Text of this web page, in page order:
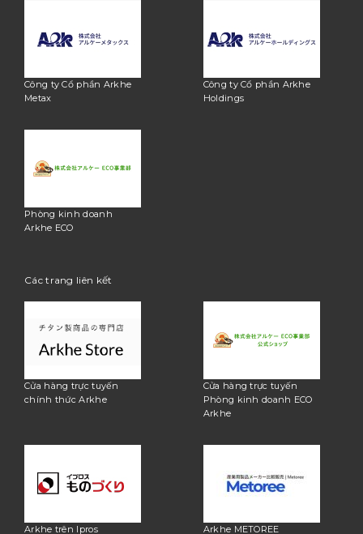
Công ty Cổ phần Arkhe
Metax
Công ty Cổ phần Arkhe
Holdings
Phòng kinh doanh
Arkhe ECO
Các trang liên kết
Cửa hàng trực tuyến
chính thức Arkhe
Cửa hàng trực tuyến
Phòng kinh doanh ECO
Arkhe
Arkhe trên Ipros Arkhe METOREE